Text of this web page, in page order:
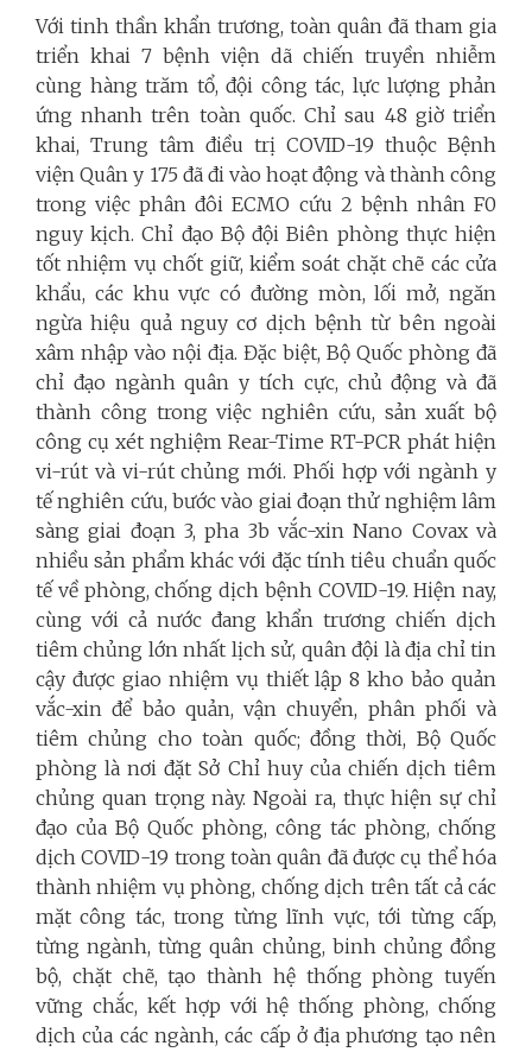
Với tinh thần khẩn trương, toàn quân đã tham gia
triển khai 7 bệnh viện dã chiến truyền nhiễm
cùng hàng trăm tổ, đội công tác, lực lượng phản
ứng nhanh trên toàn quốc. Chỉ sau 48 giờ triển
khai, Trung tâm điều trị COVID-19 thuộc Bệnh
viện Quân y 175 đã đi vào hoạt động và thành công
trong việc phân đôi ECMO cứu 2 bệnh nhân F0
nguy kịch. Chỉ đạo Bộ đội Biên phòng thực hiện
tốt nhiệm vụ chốt giữ, kiểm soát chặt chẽ các cửa
khẩu, các khu vực có đường mòn, lối mở, ngăn
ngừa hiệu quả nguy cơ dịch bệnh từ bên ngoài
xâm nhập vào nội địa. Đặc biệt, Bộ Quốc phòng đã
chỉ đạo ngành quân y tích cực, chủ động và đã
thành công trong việc nghiên cứu, sản xuất bộ
công cụ xét nghiệm Rear-Time RT-PCR phát hiện
vi-rút và vi-rút chủng mới. Phối hợp với ngành y
tế nghiên cứu, bước vào giai đoạn thử nghiệm lâm
sàng giai đoạn 3, pha 3b vắc-xin Nano Covax và
nhiều sản phẩm khác với đặc tính tiêu chuẩn quốc
tế về phòng, chống dịch bệnh COVID-19. Hiện nay,
cùng với cả nước đang khẩn trương chiến dịch
tiêm chủng lớn nhất lịch sử, quân đội là địa chỉ tin
cậy được giao nhiệm vụ thiết lập 8 kho bảo quản
vắc-xin để bảo quản, vận chuyển, phân phối và
tiêm chủng cho toàn quốc; đồng thời, Bộ Quốc
phòng là nơi đặt Sở Chỉ huy của chiến dịch tiêm
chủng quan trọng này. Ngoài ra, thực hiện sự chỉ
đạo của Bộ Quốc phòng, công tác phòng, chống
dịch COVID-19 trong toàn quân đã được cụ thể hóa
thành nhiệm vụ phòng, chống dịch trên tất cả các
mặt công tác, trong từng lĩnh vực, tới từng cấp,
từng ngành, từng quân chủng, binh chủng đồng
bộ, chặt chẽ, tạo thành hệ thống phòng tuyến
vững chắc, kết hợp với hệ thống phòng, chống
dịch của các ngành, các cấp ở địa phương tạo nên